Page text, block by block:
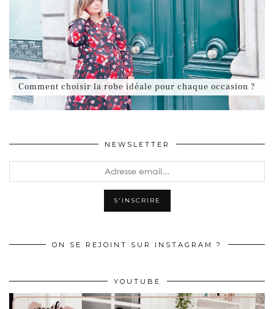
Comment choisir la robe idéale pour chaque occasion ?
NEWSLETTER
ON SE REJOINT SUR INSTAGRAM ?
YOUTUBE